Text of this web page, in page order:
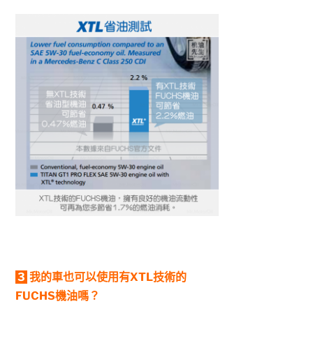
3 我的車也可以使用有XTL技術的
FUCHS機油嗎？